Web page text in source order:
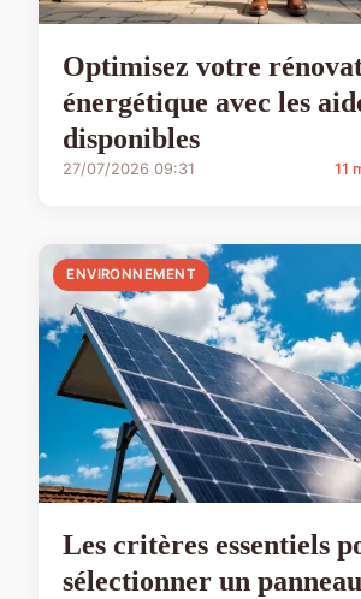
Optimisez votre
énergétique avec les
disponibles
27/07/2026 09:31 11
ENVIRONNEMENT
Les critères essentiels
sélectionner un